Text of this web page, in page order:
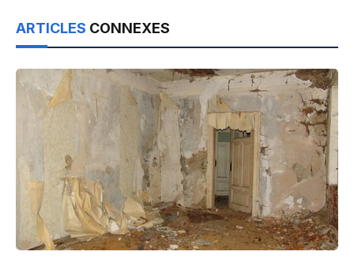
ARTICLES CONNEXES